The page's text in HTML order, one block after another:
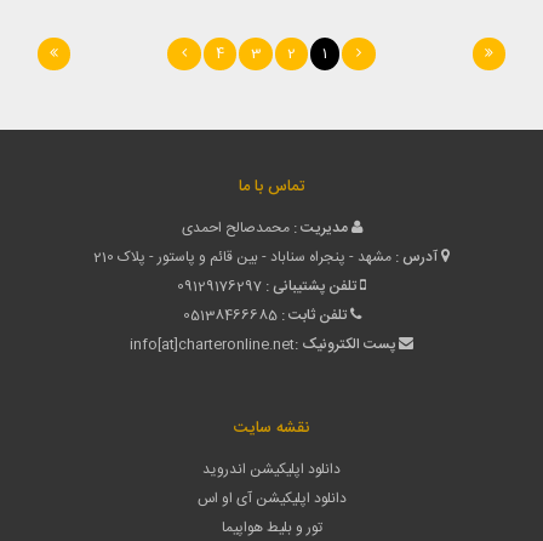
1
2
3
4
تماس با ما
مدیریت : محمدصالح احمدی
آدرس : مشهد - پنجراه سناباد - بین قائم و پاستور - پلاک 210
تلفن پشتیبانی : 09129176297
تلفن ثابت : 05138466685
پست الکترونیک :info[at]charteronline.net
نقشه سایت
دانلود اپلیکیشن اندروید
دانلود اپلیکیشن آی او اس
تور و بلیط هواپیما